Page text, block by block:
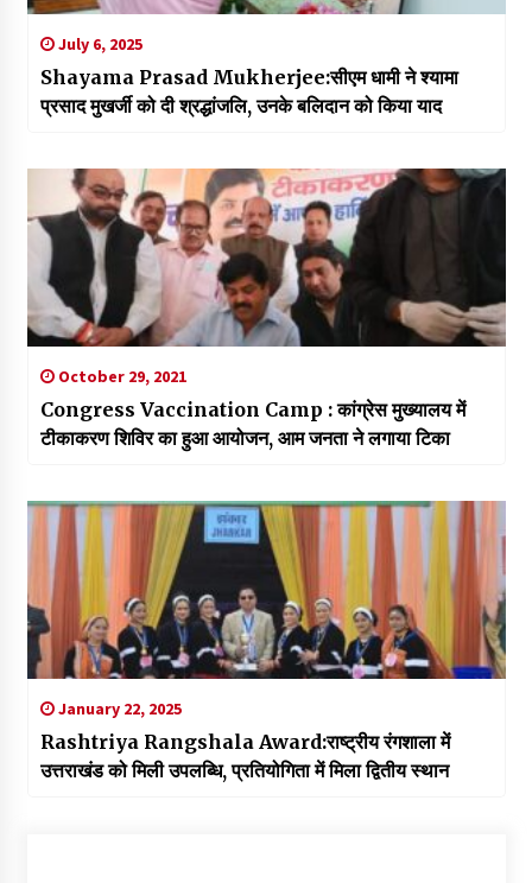
July 6, 2025
Shayama Prasad Mukherjee:सीएम धामी ने श्यामा
प्रसाद मुखर्जी को दी श्रद्धांजलि, उनके बलिदान को किया याद
October 29, 2021
Congress Vaccination Camp : कांग्रेस मुख्यालय में
टीकाकरण शिविर का हुआ आयोजन, आम जनता ने लगाया टिका
January 22, 2025
Rashtriya Rangshala Award:राष्ट्रीय रंगशाला में
उत्तराखंड को मिली उपलब्धि, प्रतियोगिता में मिला द्वितीय स्थान